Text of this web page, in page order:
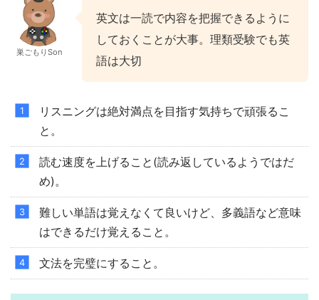
巣ごもりSon
英文は一読で内容を把握できるように
しておくことが大事。理類受験でも英
語は大切
リスニングは絶対満点を目指す気持ちで頑張るこ
と。
読む速度を上げること(読み返しているようではだ
め)。
難しい単語は覚えなくて良いけど、多義語など意味
はできるだけ覚えること。
文法を完璧にすること。